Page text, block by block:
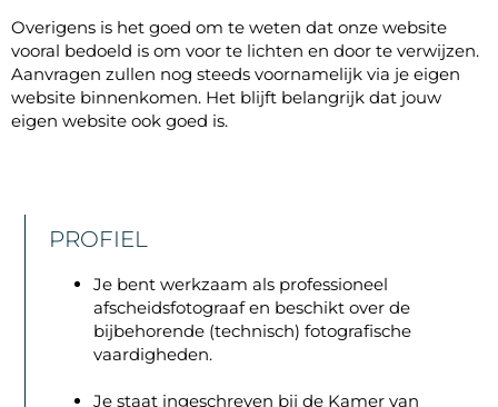
Overigens is het goed om te weten dat onze website
vooral bedoeld is om voor te lichten en door te verwijzen.
Aanvragen zullen nog steeds voornamelijk via je eigen
website binnenkomen. Het blijft belangrijk dat jouw
eigen website ook goed is.
PROFIEL
Je bent werkzaam als professioneel
afscheidsfotograaf en beschikt over de
bijbehorende (technisch) fotografische
vaardigheden.
Je staat ingeschreven bij de Kamer van